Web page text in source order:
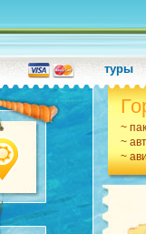
туры
~
~
~